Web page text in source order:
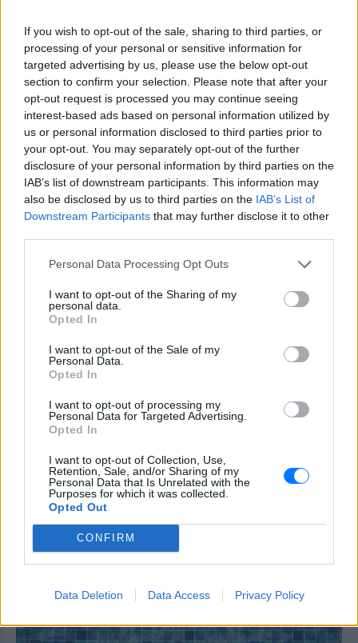
If you wish to opt-out of the sale, sharing to third parties, or
processing of your personal or sensitive information for
targeted advertising by us, please use the below opt-out
section to confirm your selection. Please note that after your
opt-out request is processed you may continue seeing
interest-based ads based on personal information utilized by
us or personal information disclosed to third parties prior to
your opt-out. You may separately opt-out of the further
disclosure of your personal information by third parties on the
IAB’s list of downstream participants. This information may
also be disclosed by us to third parties on the IAB’s List of
Downstream Participants that may further disclose it to other
Personal Data Processing Opt Outs
I want to opt-out of the Sharing of my
personal data.
Opted In
I want to opt-out of the Sale of my
Personal Data.
Opted In
I want to opt-out of processing my
Personal Data for Targeted Advertising.
Opted In
I want to opt-out of Collection, Use,
Retention, Sale, and/or Sharing of my
Personal Data that Is Unrelated with the
Purposes for which it was collected.
Opted Out
CONFIRM
Data Deletion Data Access Privacy Policy
ΣΤΗΝ ΙΔΙΑ ΚΑΤΗΓΟΡΙΑ
Ισραηλινό ΥΠΕΞ προς τουρίστες
στην Ελλάδα: «Κρύψτε ότι
είστε Ισραηλινοί» λόγω
διαδηλώσεων
ΣΉΜΕΡΑ
Ταξιδιωτική προειδοποίηση εξέδωσε το
ισραηλινό υπουργείο Εξωτερικών ενόψει
της «ημέρας οργής» φιλοπαλαιστινιακών
οργανώσεων σε 36 σημεία της χώρας.
περιπολικό; Τι λέει ο ΚΟΚ που
οι περισσότεροι αγνοούν
της αστυνομίας, αλλά ισχύουν
συγκεκριμένοι κανόνες που κάθε οδηγός
Επίθεση στον Ερυθρό Σταυρό:
Ασθενής χτύπησε νοσηλεύτρια
ΠΟΕΔΗΝ για τους φύλακες
ΣΉΜΕΡΑ
Το περιστατικό βίας στα Επείγοντα
προσωπικό